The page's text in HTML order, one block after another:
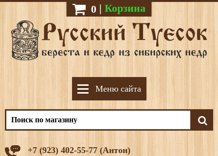
0 | Корзина
Меню сайта
+7 (923) 402-55-77 (Антон)